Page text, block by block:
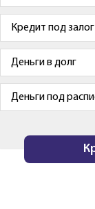
Кредит под залог
Деньги в долг
Деньги под